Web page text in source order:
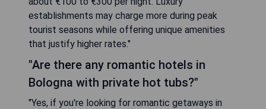
establishments may charge more during peak
tourist seasons while offering unique amenities
that justify higher rates."
"Are there any romantic hotels in
Bologna with private hot tubs?"
"Yes, if you're looking for romantic getaways in